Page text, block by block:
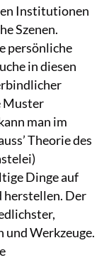
Institutionen
Szenen.
persönliche
in diesen
Muster
man im
Theorie des
Dinge auf
herstellen. Der
Werkzeuge.